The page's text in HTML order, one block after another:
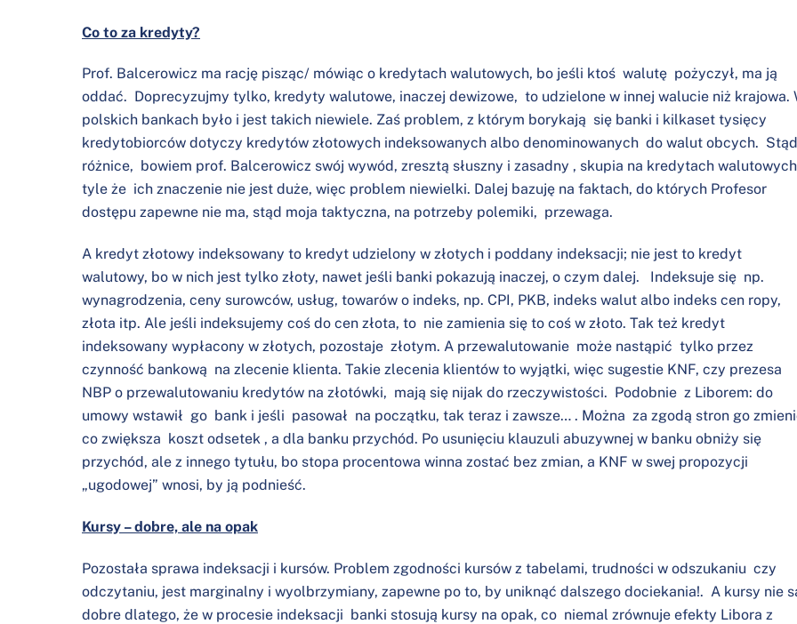
Co to za kredyty?
Prof. Balcerowicz ma rację pisząc/ mówiąc o kredytach walutowych, bo jeśli ktoś walutę pożyczył, ma ją
oddać. Doprecyzujmy tylko, kredyty walutowe, inaczej dewizowe, to udzielone w innej walucie niż krajowa.
polskich bankach było i jest takich niewiele. Zaś problem, z którym borykają się banki i kilkaset tysięcy
kredytobiorców dotyczy kredytów złotowych indeksowanych albo denominowanych do walut obcych. Stąd
różnice, bowiem prof. Balcerowicz swój wywód, zresztą słuszny i zasadny , skupia na kredytach
tyle że ich znaczenie nie jest duże, więc problem niewielki. Dalej bazuję na faktach, do których Profesor
dostępu zapewne nie ma, stąd moja taktyczna, na potrzeby polemiki, przewaga.
A kredyt złotowy indeksowany to kredyt udzielony w złotych i poddany indeksacji; nie jest to kredyt
walutowy, bo w nich jest tylko złoty, nawet jeśli banki pokazują inaczej, o czym dalej. Indeksuje się np.
wynagrodzenia, ceny surowców, usług, towarów o indeks, np. CPI, PKB, indeks walut albo indeks cen ropy,
złota itp. Ale jeśli indeksujemy coś do cen złota, to nie zamienia się to coś w złoto. Tak też kredyt
indeksowany wypłacony w złotych, pozostaje złotym. A przewalutowanie może nastąpić tylko przez
czynność bankową na zlecenie klienta. Takie zlecenia klientów to wyjątki, więc sugestie KNF, czy prezesa
NBP o przewalutowaniu kredytów na złotówki, mają się nijak do rzeczywistości. Podobnie z Liborem: do
umowy wstawił go bank i jeśli pasował na początku, tak teraz i zawsze… . Można za zgodą stron go
co zwiększa koszt odsetek , a dla banku przychód. Po usunięciu klauzuli abuzywnej w banku obniży się
przychód, ale z innego tytułu, bo stopa procentowa winna zostać bez zmian, a KNF w swej propozycji
„ugodowej” wnosi, by ją podnieść.
Kursy – dobre, ale na opak
Pozostała sprawa indeksacji i kursów. Problem zgodności kursów z tabelami, trudności w odszukaniu czy
odczytaniu, jest marginalny i wyolbrzymiany, zapewne po to, by uniknąć dalszego dociekania!. A kursy nie
dobre dlatego, że w procesie indeksacji banki stosują kursy na opak, co niemal zrównuje efekty Libora z